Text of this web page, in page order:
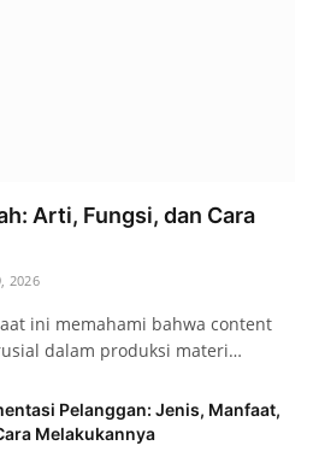
Arti, Fungsi, dan Cara
2026
ini memahami bahwa content
dalam produksi materi…
Pelanggan: Jenis, Manfaat,
Melakukannya